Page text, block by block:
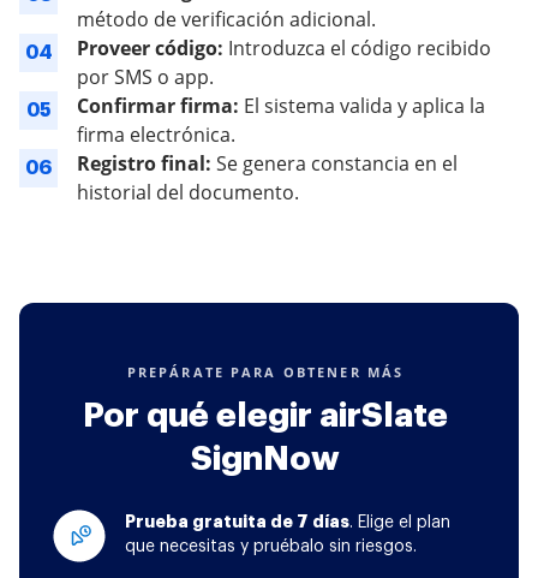
método de verificación adicional.
04 Proveer código: Introduzca el código recibido
por SMS o app.
05 Confirmar firma: El sistema valida y aplica la
firma electrónica.
06 Registro final: Se genera constancia en el
historial del documento.
PREPÁRATE PARA OBTENER MÁS
Por qué elegir airSlate
SignNow
Prueba gratuita de 7 días. Elige el plan
que necesitas y pruébalo sin riesgos.